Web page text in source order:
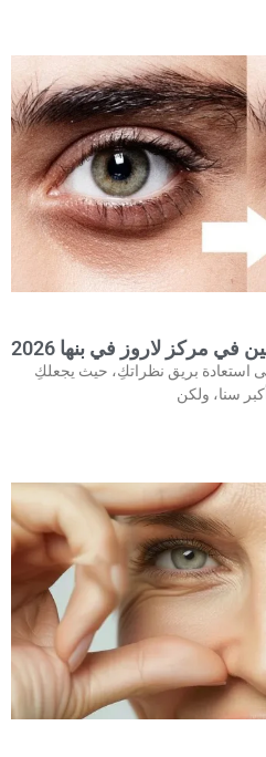
مركز لاروز في بنها 2026
استعادة بريق نظراتكِ، حيث يجعلكِ
سنا، ولكن